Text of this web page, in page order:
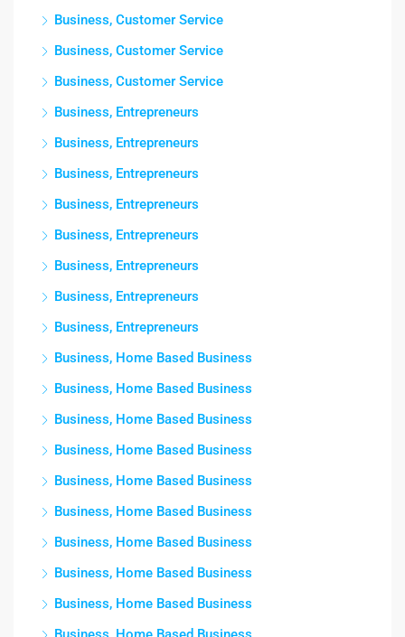
Business, Customer Service
Business, Customer Service
Business, Customer Service
Business, Entrepreneurs
Business, Entrepreneurs
Business, Entrepreneurs
Business, Entrepreneurs
Business, Entrepreneurs
Business, Entrepreneurs
Business, Entrepreneurs
Business, Entrepreneurs
Business, Home Based Business
Business, Home Based Business
Business, Home Based Business
Business, Home Based Business
Business, Home Based Business
Business, Home Based Business
Business, Home Based Business
Business, Home Based Business
Business, Home Based Business